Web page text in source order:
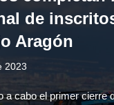
de
Aragón
2023
a cabo el primer cierre